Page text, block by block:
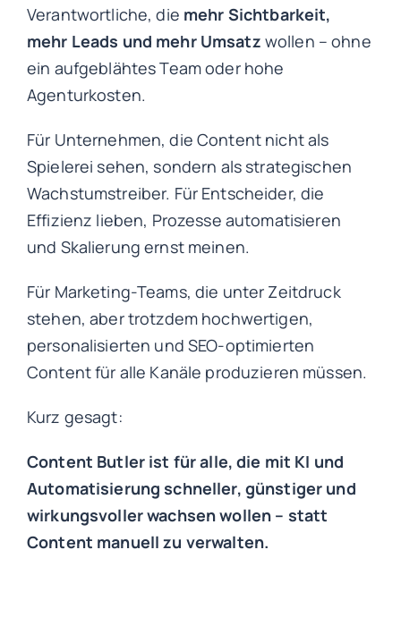
Verantwortliche, die mehr Sichtbarkeit,
mehr Leads und mehr Umsatz wollen – ohne
ein aufgeblähtes Team oder hohe
Agenturkosten.
Für Unternehmen, die Content nicht als
Spielerei sehen, sondern als strategischen
Wachstumstreiber. Für Entscheider, die
Effizienz lieben, Prozesse automatisieren
und Skalierung ernst meinen.
Für Marketing-Teams, die unter Zeitdruck
stehen, aber trotzdem hochwertigen,
personalisierten und SEO-optimierten
Content für alle Kanäle produzieren müssen.
Kurz gesagt:
Content Butler ist für alle, die mit KI und
Automatisierung schneller, günstiger und
wirkungsvoller wachsen wollen – statt
Content manuell zu verwalten.